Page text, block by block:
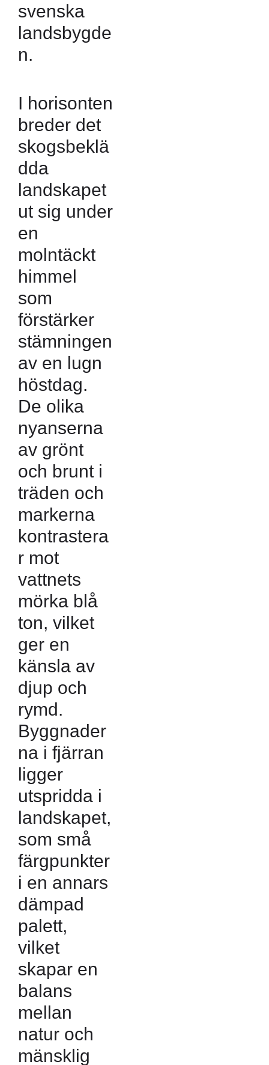
svenska
landsbygde
n.
I horisonten
breder det
skogsbeklä
dda
landskapet
ut sig under
en
molntäckt
himmel
som
förstärker
stämningen
av en lugn
höstdag.
De olika
nyanserna
av grönt
och brunt i
träden och
markerna
kontrastera
r mot
vattnets
mörka blå
ton, vilket
ger en
känsla av
djup och
rymd.
Byggnader
na i fjärran
ligger
utspridda i
landskapet,
som små
färgpunkter
i en annars
dämpad
palett,
vilket
skapar en
balans
mellan
natur och
mänsklig